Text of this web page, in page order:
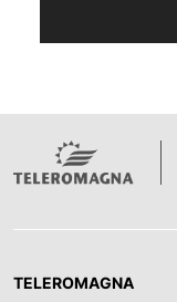
TELEROMAGNA